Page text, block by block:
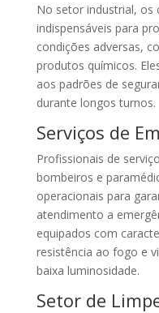
No setor industrial, os
indispensáveis para
condições adversas,
produtos químicos.
aos padrões de
durante longos turnos.
Serviços de
Profissionais de
bombeiros e
operacionais para
atendimento a
equipados com
resistência ao fogo e
baixa luminosidade.
Setor de